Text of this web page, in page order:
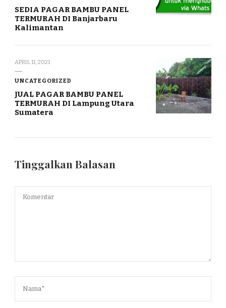
SEDIA PAGAR BAMBU PANEL
TERMURAH DI Banjarbaru
Kalimantan
APRIL 11, 2021
UNCATEGORIZED
JUAL PAGAR BAMBU PANEL
TERMURAH DI Lampung Utara
Sumatera
Tinggalkan Balasan